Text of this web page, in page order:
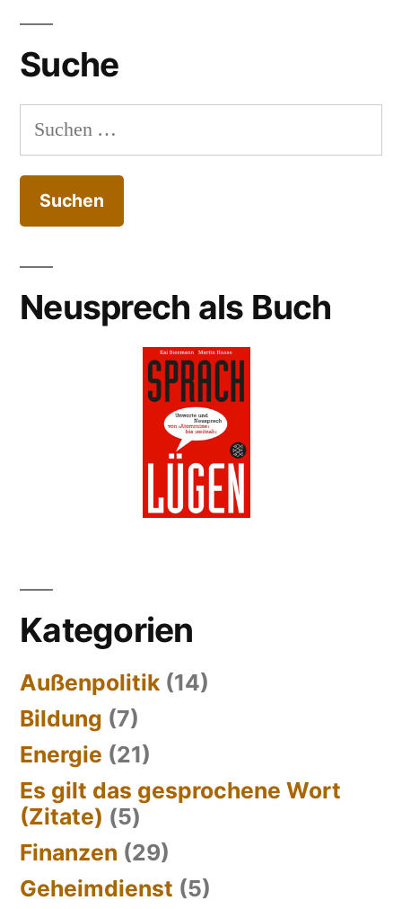
Suche
Suchen
nach:
Neusprech als Buch
Kategorien
Außenpolitik (14)
Bildung (7)
Energie (21)
Es gilt das gesprochene Wort
(Zitate) (5)
Finanzen (29)
Geheimdienst (5)